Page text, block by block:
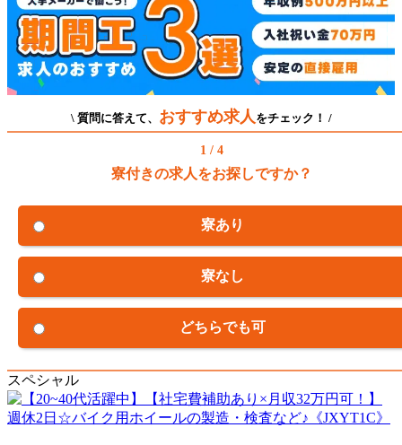
\ 質問に答えて、 おすすめ求人 をチェック！ /
1 / 4
寮付きの求人をお探しですか？
寮あり
寮なし
どちらでも可
スペシャル